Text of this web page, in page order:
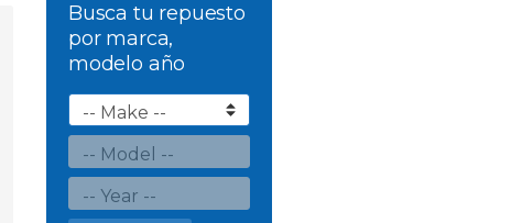
Busca tu repuesto
por marca,
modelo año